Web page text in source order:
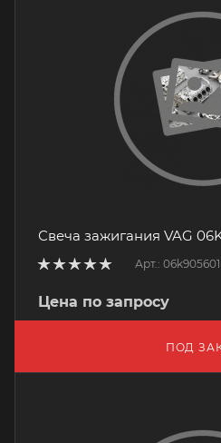
Свеча зажигания VAG
Арт.:
Цена по запросу
ПОД